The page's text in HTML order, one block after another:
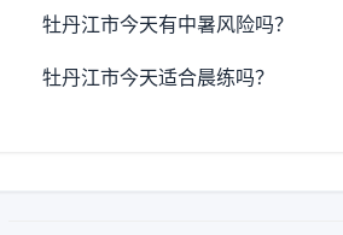
牡丹江市今天有中暑风险吗？
牡丹江市今天适合晨练吗？